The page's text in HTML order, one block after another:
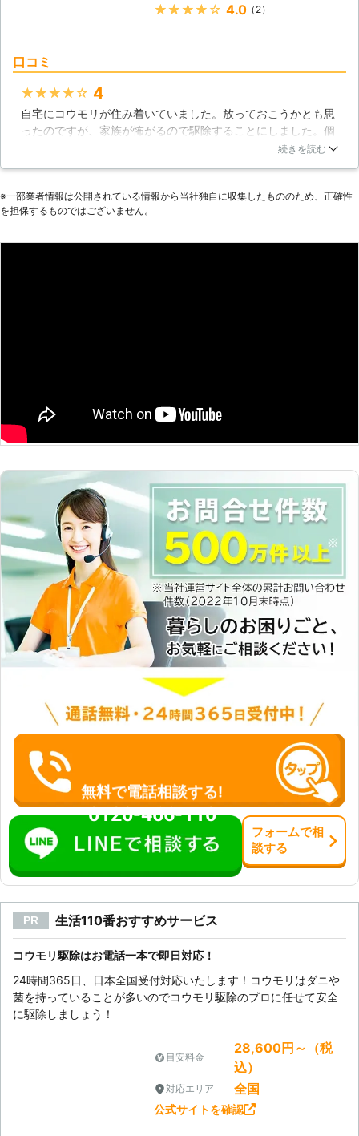
さまに被害を出すのです。直接の被害
まってしまいます。当然清潔な訳があ
りますので、コウモリが住み着いてい
ることに気が付いたのでしたら、ぜひ
有限会社くろぎ防虫サービスにご依頼
★★★★★ 4.0（2）
口コミ
★★★★★ 4
自宅にコウモリが住み着いていました。放っておこうかとも思
ったのですが、家族が怖がるので駆除することにしました。個
人では駆除の仕方が分からなかったので、業者に依頼すること
れたので良かったです。
続きを読む
※⼀部業者情報は公開されている情報から当社独⾃に収集したもののため、正確性
を担保するものではございません。
無料で電話相談する!
0120-466-110
フォームで相
談する
PR 生活110番おすすめサービス
コウモリ駆除はお電話一本で即日対応！
24時間365日、日本全国受付対応いたします！コウモリはダニや
菌を持っていることが多いのでコウモリ駆除のプロに任せて安全
に駆除しましょう！
目安料金
28,600円～（税
込）
対応エリア 全国
公式サイトを確認